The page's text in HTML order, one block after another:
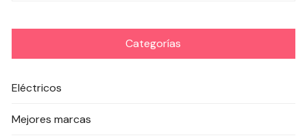
Categorías
Eléctricos
Mejores marcas